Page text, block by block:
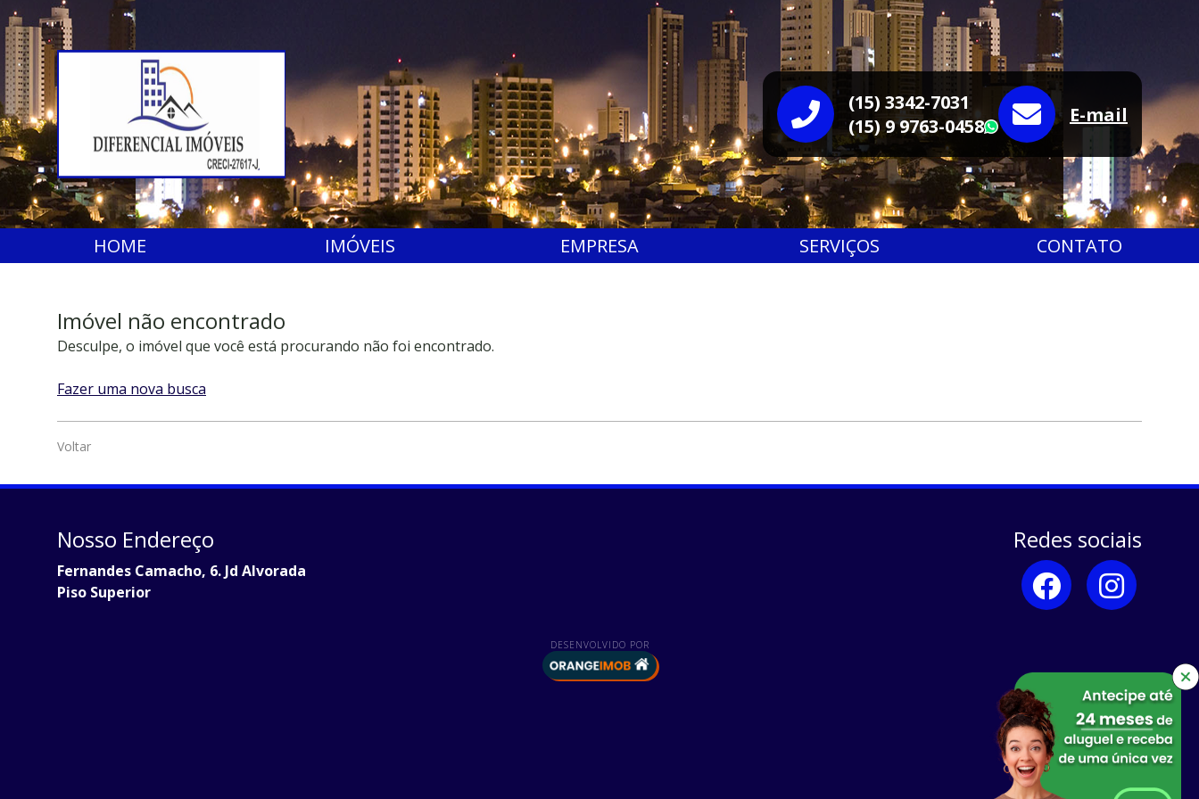
(15) 3342-7031
(15) 9 9763-0458
WhatsApp
E-mail
HOME IMÓVEIS EMPRESA SERVIÇOS CONTATO
Imóvel não encontrado
Desculpe, o imóvel que você está procurando não foi encontrado.
Fazer uma nova busca
Voltar
Nosso Endereço
Fernandes Camacho, 6. Jd Alvorada
Piso Superior
Redes sociais
DESENVOLVIDO POR